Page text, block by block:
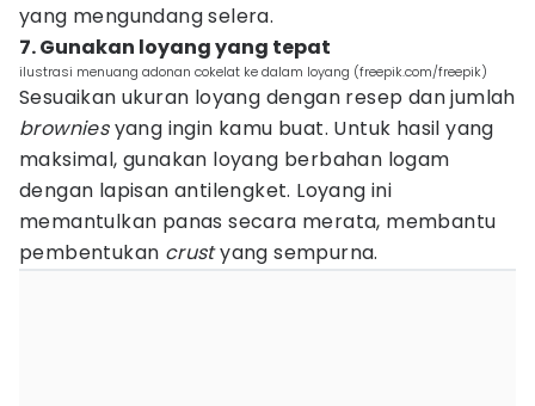
yang mengundang selera.
7. Gunakan loyang yang tepat
ilustrasi menuang adonan cokelat ke dalam loyang (freepik.com/freepik)
Sesuaikan ukuran loyang dengan resep dan jumlah
browniesyang ingin kamu buat. Untuk hasil yang
maksimal, gunakan loyang berbahan logam
dengan lapisan antilengket. Loyang ini
memantulkan panas secara merata, membantu
pembentukan crustyang sempurna.